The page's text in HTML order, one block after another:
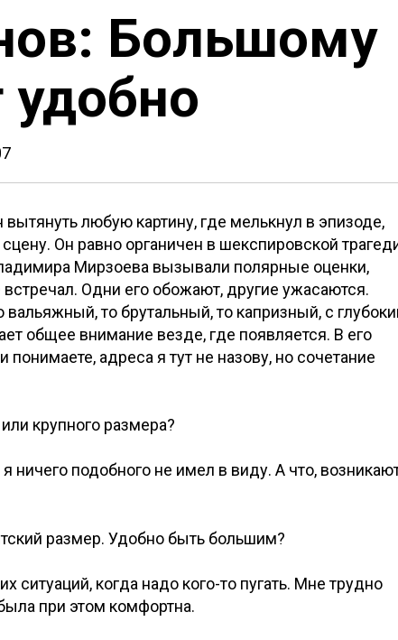
Большому
любую картину, где мелькнул в эпизоде,
Он равно органичен в шекспировской
Мирзоева вызывали полярные оценки,
Одни его обожают, другие ужасаются.
то брутальный, то капризный, с
общее внимание везде, где появляется. В его
адреса я тут не назову, но сочетание
крупного размера?
подобного не имел в виду. А что,
размер. Удобно быть большим?
когда надо кого-то пугать. Мне трудно
при этом комфортна.